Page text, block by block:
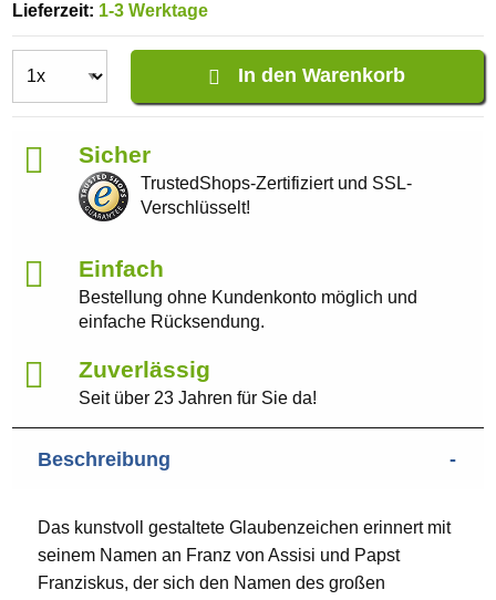
Lieferzeit: 1-3 Werktage
In den Warenkorb
Sicher
TrustedShops-Zertifiziert und SSL-
Verschlüsselt!
Einfach
Bestellung ohne Kundenkonto möglich und
einfache Rücksendung.
Zuverlässig
Seit über 23 Jahren für Sie da!
Beschreibung
Das kunstvoll gestaltete Glaubenzeichen erinnert mit
seinem Namen an Franz von Assisi und Papst
Franziskus, der sich den Namen des großen